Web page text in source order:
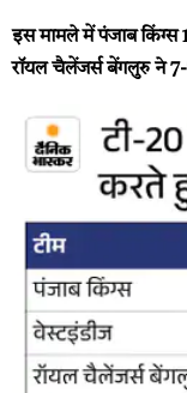
इस मामले में पंजाब किंग्स
रॉयल चैलेंजर्स बेंगलुरु ने 7-